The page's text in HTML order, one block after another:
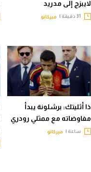
لايبزج إلى مدريد
ميركاتو
ذا أثليتك: برشلونة يبدأ
مفاوضاته مع ممثلي رودري
ساعة | ميركاتو